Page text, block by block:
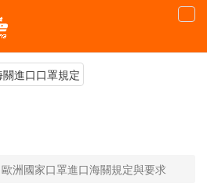
歐洲國家口罩進口海關規定與要求